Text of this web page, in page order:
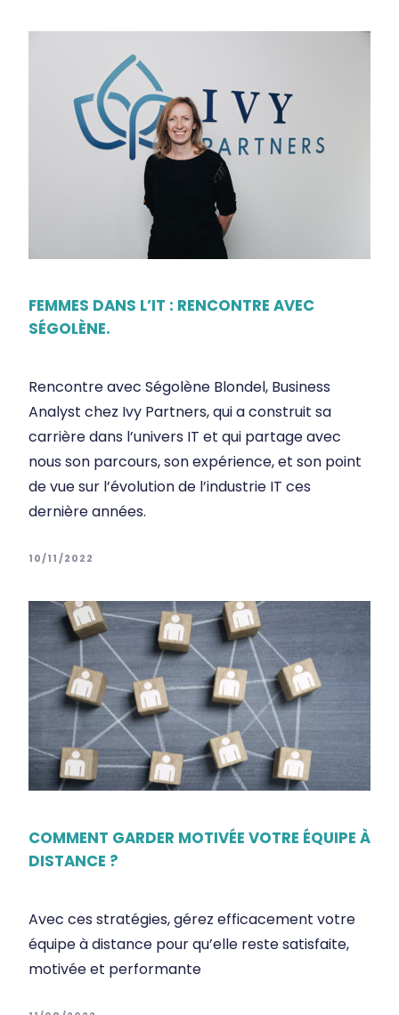
FEMMES DANS L’IT : RENCONTRE AVEC
SÉGOLÈNE.
Rencontre avec Ségolène Blondel, Business
Analyst chez Ivy Partners, qui a construit sa
carrière dans l’univers IT et qui partage avec
nous son parcours, son expérience, et son point
de vue sur l’évolution de l’industrie IT ces
dernière années.
10/11/2022
COMMENT GARDER MOTIVÉE VOTRE ÉQUIPE À
DISTANCE ?
Avec ces stratégies, gérez efficacement votre
équipe à distance pour qu’elle reste satisfaite,
motivée et performante